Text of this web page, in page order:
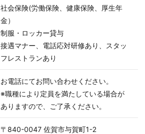
社会保険(労働保険、健康保険、厚生年
金）
制服・ロッカー貸与
接遇マナー、電話応対研修あり、スタッ
フレストランあり
お電話にてお問い合わせください。
※職種により定員を満たしている場合が
ありますので、ご了承ください。
〒840-0047 佐賀市与賀町1-2